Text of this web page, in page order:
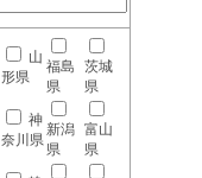
山
形県
福島
県
茨城
県
神
奈川県
新潟
県
富山
県